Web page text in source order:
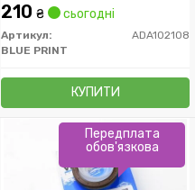
210 ₴ сьогодні
Артикул:
ADA102108
BLUE PRINT
КУПИТИ
Передплата
обов'язкова